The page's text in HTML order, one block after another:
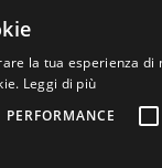
la tua esperienza
Leggi di più
PERFORMANCE